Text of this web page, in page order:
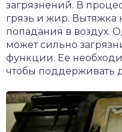
загрязнений. В
грязь и жир. Вытяжка
попадания в воздух.
может сильно
функции. Ее
чтобы поддерживать